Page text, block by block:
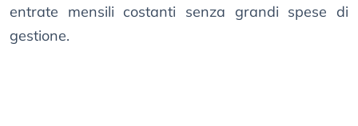
entrate mensili costanti senza grandi spese di
gestione.